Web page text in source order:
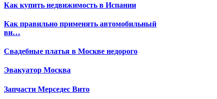
Как купить недвижимость в Испании
Как правильно применять автомобильный
ви…
Свадебные платья в Москве недорого
Эвакуатор Москва
Запчасти Мерседес Вито